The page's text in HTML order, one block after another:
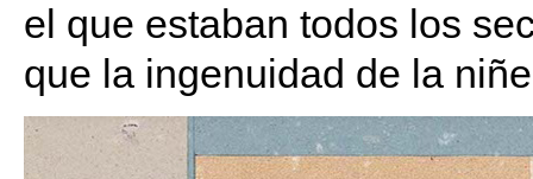
el que estaban todos los
que la ingenuidad de la